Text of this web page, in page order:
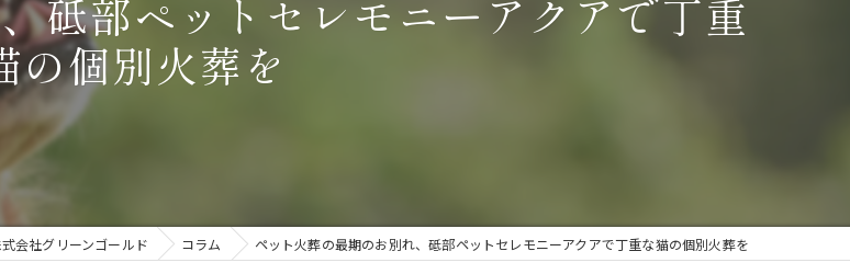
新居浜市のペット火葬 松山ペット斎場アクア
砥部ペットセレモニー
砥部ペットセレモニーアクアで丁重
の個別火葬を
会社グリーンゴールド コラム ペット火葬の最期のお別れ、砥部ペットセレモニーアクアで丁重な猫の個別火葬を